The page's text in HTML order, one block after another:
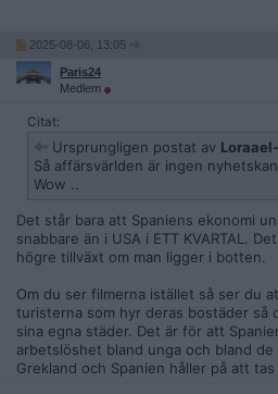
2025-08-06, 13:05
Paris24
Medlem
Citat:
Ursprungligen postat av
Så affärsvärlden är ingen
Wow ..
Det står bara att Spaniens ekonomi
snabbare än i USA i ETT KVARTAL.
högre tillväxt om man ligger i botten.
Om du ser filmerna istället så ser du
turisterna som hyr deras bostäder så
sina egna städer. Det är för att
arbetslöshet bland unga och bland de
Grekland och Spanien håller på att